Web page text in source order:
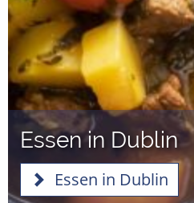
Essen in Dublin
Essen in Dublin